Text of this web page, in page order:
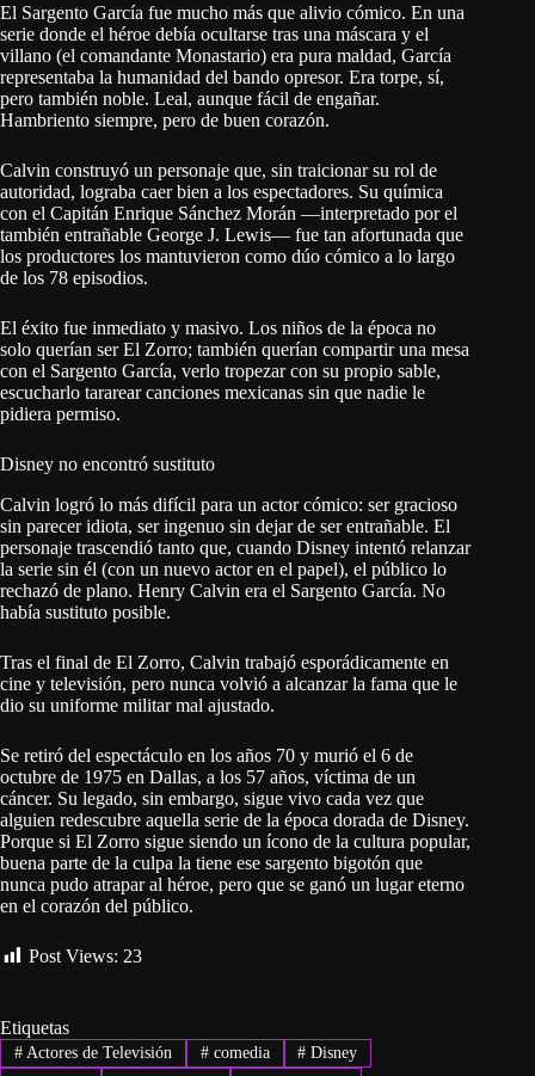
El Sargento García fue mucho más que alivio cómico. En una
serie donde el héroe debía ocultarse tras una máscara y el
villano (el comandante Monastario) era pura maldad, García
representaba la humanidad del bando opresor. Era torpe, sí,
pero también noble. Leal, aunque fácil de engañar.
Hambriento siempre, pero de buen corazón.
Calvin construyó un personaje que, sin traicionar su rol de
autoridad, lograba caer bien a los espectadores. Su química
con el Capitán Enrique Sánchez Morán —interpretado por el
también entrañable George J. Lewis— fue tan afortunada que
los productores los mantuvieron como dúo cómico a lo largo
de los 78 episodios.
El éxito fue inmediato y masivo. Los niños de la época no
solo querían ser El Zorro; también querían compartir una mesa
con el Sargento García, verlo tropezar con su propio sable,
escucharlo tararear canciones mexicanas sin que nadie le
pidiera permiso.
Disney no encontró sustituto
Calvin logró lo más difícil para un actor cómico: ser gracioso
sin parecer idiota, ser ingenuo sin dejar de ser entrañable. El
personaje trascendió tanto que, cuando Disney intentó relanzar
la serie sin él (con un nuevo actor en el papel), el público lo
rechazó de plano. Henry Calvin era el Sargento García. No
había sustituto posible.
Tras el final de El Zorro, Calvin trabajó esporádicamente en
cine y televisión, pero nunca volvió a alcanzar la fama que le
dio su uniforme militar mal ajustado.
Se retiró del espectáculo en los años 70 y murió el 6 de
octubre de 1975 en Dallas, a los 57 años, víctima de un
cáncer. Su legado, sin embargo, sigue vivo cada vez que
alguien redescubre aquella serie de la época dorada de Disney.
Porque si El Zorro sigue siendo un ícono de la cultura popular,
buena parte de la culpa la tiene ese sargento bigotón que
nunca pudo atrapar al héroe, pero que se ganó un lugar eterno
en el corazón del público.
Post Views: 23
Etiquetas
#Actores de Televisión #comedia # Disney